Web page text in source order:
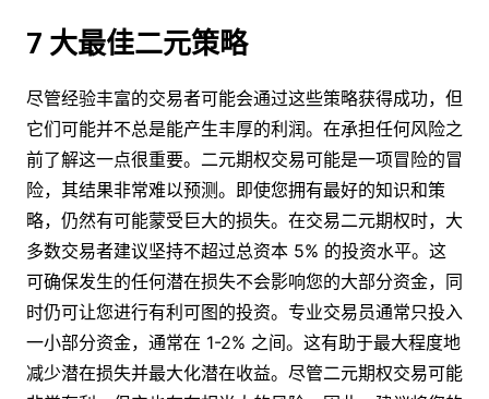
7 大最佳二元策略
尽管经验丰富的交易者可能会通过这些策略获得成功，但
它们可能并不总是能产生丰厚的利润。在承担任何风险之
前了解这一点很重要。二元期权交易可能是一项冒险的冒
险，其结果非常难以预测。即使您拥有最好的知识和策
略，仍然有可能蒙受巨大的损失。在交易二元期权时，大
多数交易者建议坚持不超过总资本 5% 的投资水平。这
可确保发生的任何潜在损失不会影响您的大部分资金，同
时仍可让您进行有利可图的投资。专业交易员通常只投入
一小部分资金，通常在 1-2% 之间。这有助于最大程度地
减少潜在损失并最大化潜在收益。尽管二元期权交易可能